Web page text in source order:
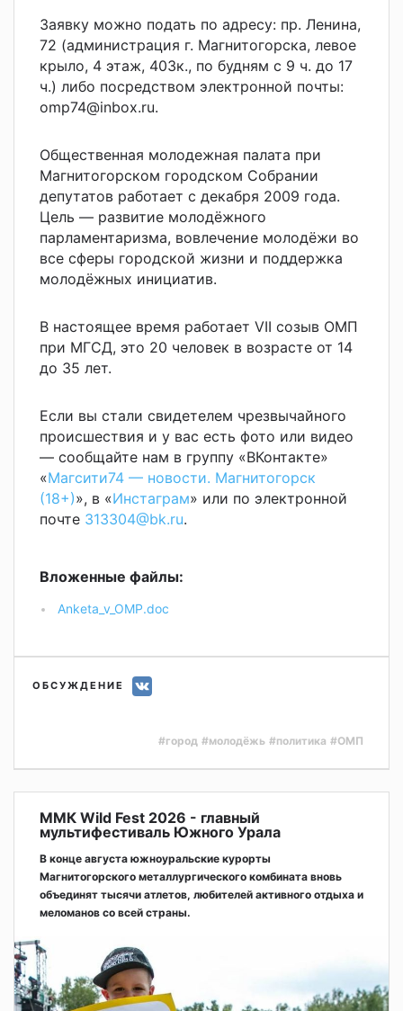
Заявку можно подать по адресу: пр. Ленина,
72 (администрация г. Магнитогорска, левое
крыло, 4 этаж, 403к., по будням с 9 ч. до 17
ч.) либо посредством электронной почты:
omp74@inbox.ru.
Общественная молодежная палата при
Магнитогорском городском Собрании
депутатов работает с декабря 2009 года.
Цель — развитие молодёжного
парламентаризма, вовлечение молодёжи во
все сферы городской жизни и поддержка
молодёжных инициатив.
В настоящее время работает VII созыв ОМП
при МГСД, это 20 человек в возрасте от 14
до 35 лет.
Если вы стали свидетелем чрезвычайного
происшествия и у вас есть фото или видео
— сообщайте нам в группу «ВКонтакте»
«Магсити74 — новости. Магнитогорск
(18+)», в «Инстаграм» или по электронной
почте 313304@bk.ru.
Вложенные файлы:
Anketa_v_OMP.doc
ОБСУЖДЕНИЕ
#город #молодёжь #политика #ОМП
ММК Wild Fest 2026 - главный
мультифестиваль Южного Урала
В конце августа южноуральские курорты
Магнитогорского металлургического комбината вновь
объединят тысячи атлетов, любителей активного отдыха и
меломанов со всей страны.